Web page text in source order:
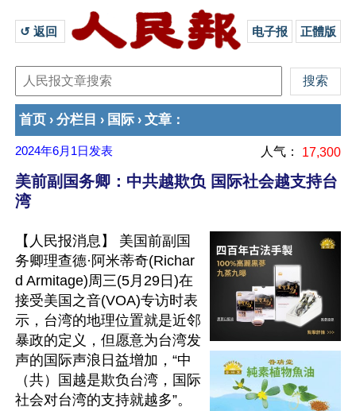
↺ 返回 电子报 正體版
首页 › 分栏目 › 国际 › 文章 ：
2024年6月1日 发表 人气： 17,300
美前副国务卿：中共越欺负 国际社会越支持台
湾
【人民报消息】 美国前副国
务卿理查德·阿米蒂奇(Richar
d Armitage)周三(5月29日)在
接受美国之音(VOA)专访时表
示，台湾的地理位置就是近邻
暴政的定义，但愿意为台湾发
声的国际声浪日益增加，“中
（共）国越是欺负台湾，国际
社会对台湾的支持就越多”。